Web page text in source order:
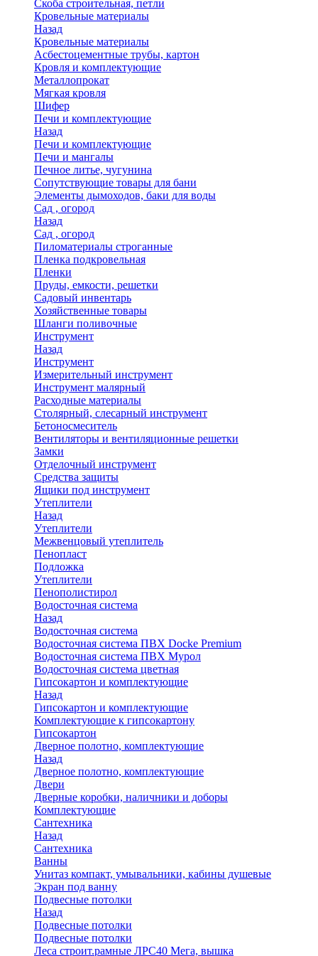
Скоба строительная, петли
Кровельные материалы
Назад
Кровельные материалы
Асбестоцементные трубы, картон
Кровля и комплектующие
Металлопрокат
Мягкая кровля
Шифер
Печи и комплектующие
Назад
Печи и комплектующие
Печи и мангалы
Печное литье, чугунина
Сопутствующие товары для бани
Элементы дымоходов, баки для воды
Сад , огород
Назад
Сад , огород
Пиломатериалы строганные
Пленка подкровельная
Пленки
Пруды, емкости, решетки
Садовый инвентарь
Хозяйственные товары
Шланги поливочные
Инструмент
Назад
Инструмент
Измерительный инструмент
Инструмент малярный
Расходные материалы
Столярный, слесарный инструмент
Бетоносмеситель
Вентиляторы и вентиляционные решетки
Замки
Отделочный инструмент
Средства защиты
Ящики под инструмент
Утеплители
Назад
Утеплители
Межвенцовый утеплитель
Пенопласт
Подложка
Утеплители
Пенополистирол
Водосточная система
Назад
Водосточная система
Водосточная система ПВХ Docke Premium
Водосточная система ПВХ Мурол
Водосточная система цветная
Гипсокартон и комплектующие
Назад
Гипсокартон и комплектующие
Комплектующие к гипсокартону
Гипсокартон
Дверное полотно, комплектующие
Назад
Дверное полотно, комплектующие
Двери
Дверные коробки, наличники и доборы
Комплектующие
Сантехника
Назад
Сантехника
Ванны
Унитаз компакт, умывальники, кабины душевые
Экран под ванну
Подвесные потолки
Назад
Подвесные потолки
Подвесные потолки
Леса строит.рамные ЛРС40 Мега, вышка